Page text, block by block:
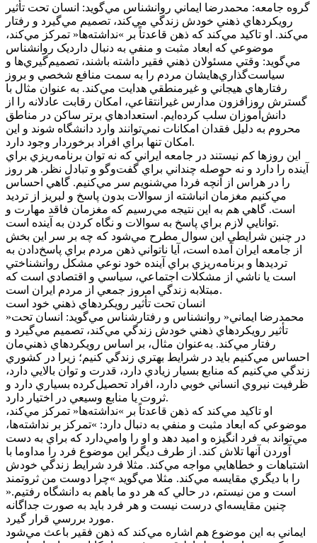
گروه جامعه: محمدرضا ايماني روانشناس مي‌گويد: انسان تحت تأثير
رويکرد‌هاي ذهني خودش زندگي مي‌کند، تصميم مي‌گيرد و رفتار
مي‌کند. او تاکيد مي‌کند که ذهن قاعدتاً بر »نداشته‌ها« تمرکز مي‌کند،
موضوعي که ابعاد مثبت و منفي به دنبال دارديک روانشناس
مي‌گويد: وقتي مسئولان ذهني فقير داشته باشند، تصميم‌گيري‌ها و
سياست‌گذاري‌هايشان مردم را به سمت منافع شخصي و بروز
رفتار‌هاي هيجاني و غيرمنطقي هدايت مي‌کند. به عنوان مثال با
گسترش روزافزون مدارس غيرانتقاعي، امکان رقابت عادلانه را از
دانش‌آموزان سلب کرده‌ايم. استعداد‌هاي برتر ساکن در مناطق
محروم به دليل فقدان امکانات نمي‌توانند وارد دانشگاه شوند و اين
امکان تنها براي افراد برخوردار وجود دارد.
اين روز‌ها کم نيستند در جامعه ايراني که نه توان برنامه‌ريزي براي
آينده را دارد و نه حوصله چنداني براي گفت‌و‌گو و تبادل نظر. هر روز
را در هراس از آنچه فردا مي‌شنويم سر مي‌کنيم. گاهي احساس
مي‌کنيم مغزمان انباشته از سوالات بدون پاسخ و لبريز از ترديد
است. گاهي هم به اين نتيجه مي‌رسيم که مغزمان فاقد مهارت و
توانايي لازم براي پاسخ به سوالات و نگاه کردن به آينده است.
در چنين شرايطي اين سوال مطرح مي‌شود که چه بر سر اين بخش
از جامعه ايران آمده است، آيا ناتواني ذهن مردم براي پاسخ‌دادن به
ترديد‌ها و برنامه‌ريزي براي آينده خود نوعي مشکل روانشناختي
است يا ناشي از مشکلات اجتماعي، سياسي و اقتصادي است که
مبتلابه زندگي امروز جمعي از مردم ايران است.
انسان تحت تأثير رويکرد‌هاي ذهني خود است
»محمدرضا ايماني« روانشناس و رفتارشناس مي‌گويد: انسان تحت
تأثير رويکرد‌هاي ذهني خودش زندگي مي‌کند، تصميم مي‌گيرد و
رفتار مي‌کند. به‌عنوان مثال، بر اساس رويکرد‌هاي ذهني‌مان
احساس مي‌کنيم بايد در شرايط بهتري زندگي کنيم؛ زيرا در کشوري
زندگي مي‌کنيم که منابع بسيار زيادي دارد، قدرت و توان بالايي دارد،
ظرفيت نيروي انساني خوبي دارد، افراد تحصيل‌کرده بسياري دارد و
ثروت يا منابع وسيعي در اختيار دارد.
او تاکيد مي‌کند که ذهن قاعدتاً بر »نداشته‌ها« تمرکز مي‌کند،
موضوعي که ابعاد مثبت و منفي به دنبال دارد: »تمرکز بر نداشته‌ها،
مي‌تواند به فرد انگيزه و اميد دهد و او را وامي‌دارد که براي به دست
آوردن آنها تلاش کند. از طرف ديگر اين موضوع فرد را مداوما با
اشتباهات و خطا‌هايي مواجه مي‌کند. مثلا فرد شرايط زندگي خودش
را با ديگري مقايسه مي‌کند. مثلا مي‌گويد »چرا دوست من ثروتمند
است و من نيستم، در حالي که هر دو ما باهم به دانشگاه رفتيم.«
چنين مقايسه‌اي درست نيست و هر فرد بايد به صورت جداگانه
مورد بررسي قرار گيرد.
ايماني به اين موضوع هم اشاره مي‌کند که ذهن فقير باعث مي‌شود